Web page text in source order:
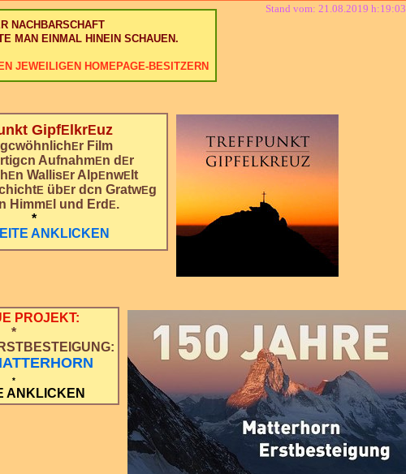
Stand vom: 21.08.2019 h:19:03
NACHBARSCHAFT
MAN EINMAL HINEIN SCHAUEN.
JEWEILIGEN HOMEPAGE-BESITZERN
GipfE lkrEuz
Er Film
AufnahmEn d Er
En WallisEr Alp EnwE lt
E üb Er dcn GratwEg
n HimmE l und Erd E.
*
ANKLICKEN
PROJEKT:
*
*
ANKLICKEN